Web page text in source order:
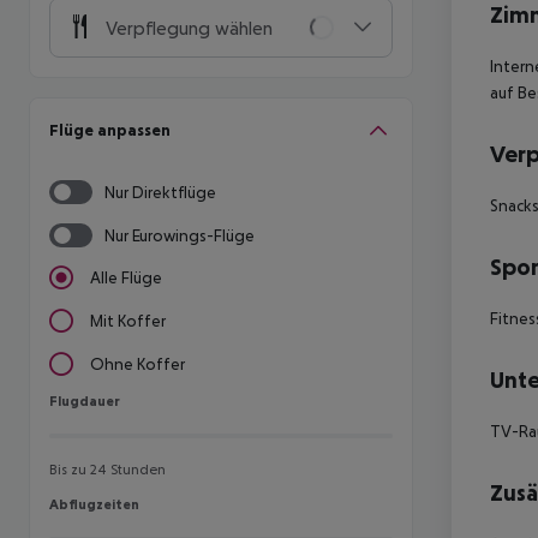
Verpflegung wählen
Flüge anpassen
Nur Direktflüge
Nur Eurowings-Flüge
Alle Flüge
Mit Koffer
Ohne Koffer
Flugdauer
Flugdauer
Bis zu 24 Stunden
Abflugzeiten
Abflugzeiten
auf
TV-